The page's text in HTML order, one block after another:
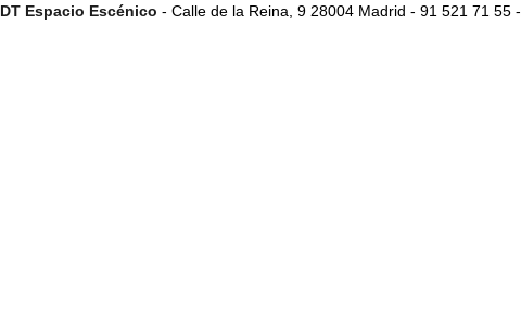
DT Espacio Escénico - Calle de la Reina, 9 28004 Madrid - 91 521 71 55 -